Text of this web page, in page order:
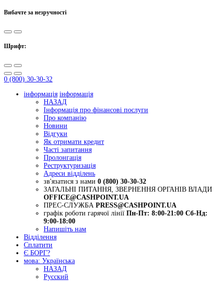
Вибачте за незручності
Шрифт:
0 (800) 30-30-32
інформація інформація
НАЗАД
Інформація про фінансові послуги
Про компанію
Новини
Відгуки
Як отримати кредит
Часті запитання
Пролонгація
Реструктуризація
Адреси відділень
зв'язатися з нами 0 (800) 30-30-32
ЗАГАЛЬНІ ПИТАННЯ, ЗВЕРНЕННЯ ОРГАНІВ ВЛАДИ
OFFICE@CASHPOINT.UA
ПРЕС-СЛУЖБА PRESS@CASHPOINT.UA
графік роботи гарячої лінії Пн-Пт: 8:00-21:00 Сб-Нд:
9:00-18:00
Напишіть нам
Відділення
Сплатити
Є БОРГ?
мова: Українська
НАЗАД
Русский